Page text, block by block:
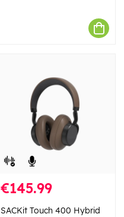
€145.99
SACKit Touch 400 Hybrid